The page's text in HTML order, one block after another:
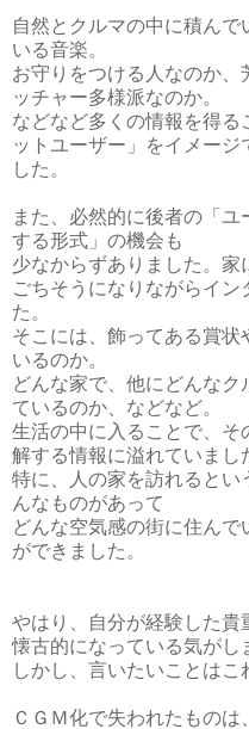
自然とクルマの中に積ん
いる音楽。
お守りをつける人なのか、
ッチャー多様派なのか。
などなど多くの情報を得
ットユーザー」をイメージ
した。
また、必然的に後者の「
する形式」の機会も
少なからずありました。
ごちそうになりながらイ
た。
そこには、飾ってある賞状
いるのか。
どんな家で、他にどんな
ているのか、などなど。
生活の中に入ることで、そ
解する情報に溢れていまし
特に、人の家を訪れると
んなものがあって
どんな空気感の街に住んで
ができました。
やはり、自分が経験した貴
懐古的になっている気がし
しかし、言いたいことはこ
ＣＧＭ化で失われたものは、